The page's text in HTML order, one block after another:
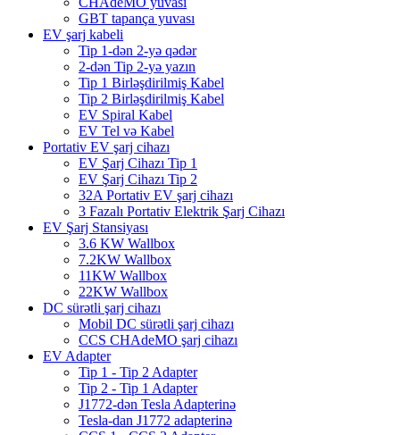
GBT tapança yuvası
EV şarj kabeli
Tip 1-dən 2-yə qədər
2-dən Tip 2-yə yazın
Tip 1 Birləşdirilmiş Kabel
Tip 2 Birləşdirilmiş Kabel
EV Spiral Kabel
EV Tel və Kabel
Portativ EV şarj cihazı
EV Şarj Cihazı Tip 1
EV Şarj Cihazı Tip 2
32A Portativ EV şarj cihazı
3 Fazalı Portativ Elektrik Şarj Cihazı
EV Şarj Stansiyası
3.6 KW Wallbox
7.2KW Wallbox
11KW Wallbox
22KW Wallbox
DC sürətli şarj cihazı
Mobil DC sürətli şarj cihazı
CCS CHAdeMO şarj cihazı
EV Adapter
Tip 1 - Tip 2 Adapter
Tip 2 - Tip 1 Adapter
J1772-dən Tesla Adapterinə
Tesla-dan J1772 adapterinə